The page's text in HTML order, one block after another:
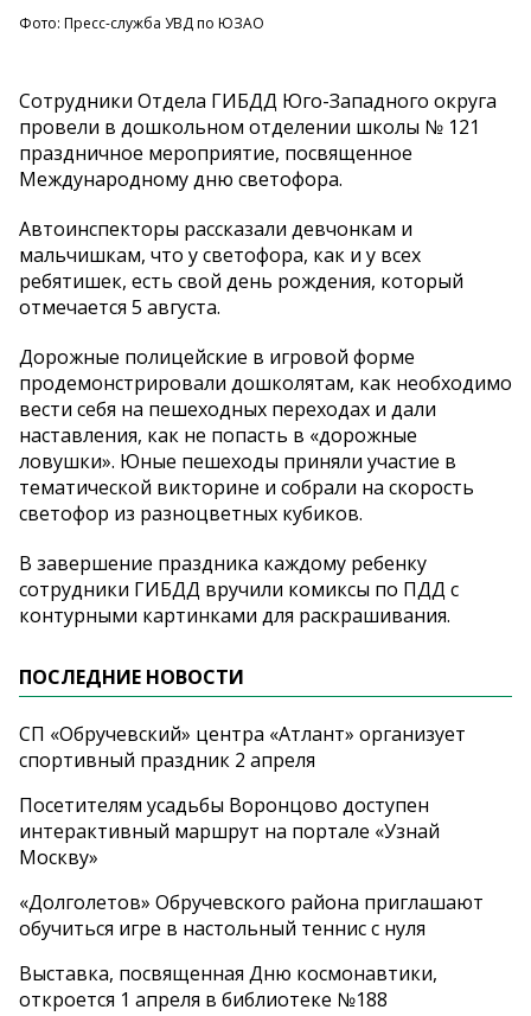
Фото: Пресс-служба УВД по ЮЗАО
Сотрудники Отдела ГИБДД Юго-Западного округа
провели в дошкольном отделении школы № 121
праздничное мероприятие, посвященное
Международному дню светофора.
Автоинспекторы рассказали девчонкам и
мальчишкам, что у светофора, как и у всех
ребятишек, есть свой день рождения, который
отмечается 5 августа.
Дорожные полицейские в игровой форме
продемонстрировали дошколятам, как необходимо
вести себя на пешеходных переходах и дали
наставления, как не попасть в «дорожные
ловушки». Юные пешеходы приняли участие в
тематической викторине и собрали на скорость
светофор из разноцветных кубиков.
В завершение праздника каждому ребенку
сотрудники ГИБДД вручили комиксы по ПДД с
контурными картинками для раскрашивания.
ПОСЛЕДНИЕ НОВОСТИ
СП «Обручевский» центра «Атлант» организует
спортивный праздник 2 апреля
Посетителям усадьбы Воронцово доступен
интерактивный маршрут на портале «Узнай
Москву»
«Долголетов» Обручевского района приглашают
обучиться игре в настольный теннис с нуля
Выставка, посвященная Дню космонавтики,
откроется 1 апреля в библиотеке №188